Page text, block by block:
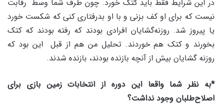
در این شرایط فقط باید کتک خورد. چون طرف شما وسط رقابت
نیست که برای او کف بزنی و با او بدرفتاری کنی که شکست خورد
یا پیروز شد. روزنه‌گشایان افرادی بودند که رفته بودند که کتک
بخورند و کتک هم خوردند. تحلیل من هم از قبل این بود که
روزنه گشایان بیش از آنچه بازنده بودند، بازنده شدند.
*به نظر شما واقعا این دوره از انتخابات زمین بازی برای
اصلاح‌طلبان وجود نداشت؟